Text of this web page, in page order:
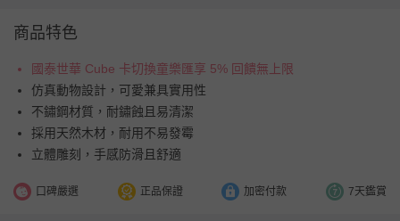
商品特色
國泰世華 Cube 卡切換童樂匯享 5% 回饋無上限
仿真動物設計，可愛兼具實用性
不鏽鋼材質，耐鏽蝕且易清潔
採用天然木材，耐用不易發霉
立體雕刻，手感防滑且舒適
口碑嚴選 正品保證 加密付款 7天鑑賞